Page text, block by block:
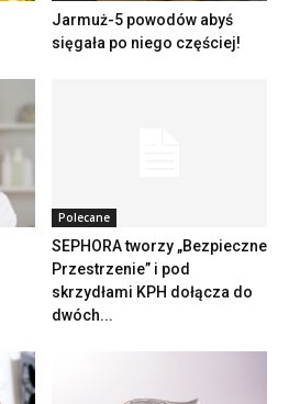
Jarmuż-5 powodów abyś
sięgała po niego częściej!
Polecane
SEPHORA tworzy „Bezpieczne
Przestrzenie” i pod
skrzydłami KPH dołącza do
dwóch...